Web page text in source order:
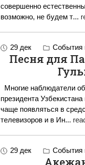
совершенно
возможно, не будем т...
29 дек События
Песня для
Многие наблюдатели
президента
чаще появляться в
телевизоров и в Ин...
29 дек События